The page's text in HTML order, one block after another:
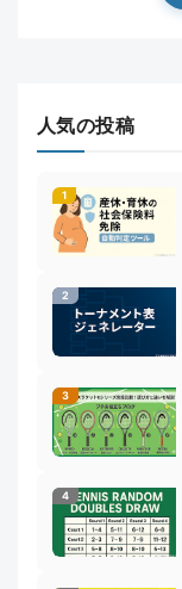
人気の投稿